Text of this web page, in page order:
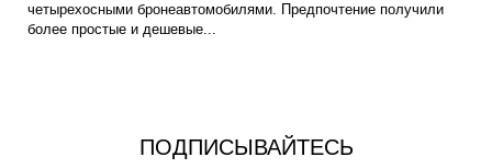
четырехосными бронеавтомобилями. Предпочтение получили
более простые и дешевые...
ПОДПИСЫВАЙТЕСЬ